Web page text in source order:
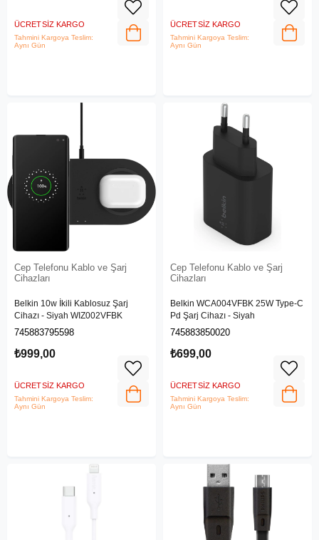
ÜCRETSIZ KARGO
Tahmini Kargoya Teslim:
Aynı Gün
ÜCRETSIZ KARGO
Tahmini Kargoya Teslim:
Aynı Gün
Cep Telefonu Kablo ve Şarj
Cihazları
Belkin 10w İkili Kablosuz Şarj
Cihazı - Siyah WIZ002VFBK
745883795598
₺999,00
ÜCRETSIZ KARGO
Tahmini Kargoya Teslim:
Aynı Gün
Cep Telefonu Kablo ve Şarj
Cihazları
Belkin WCA004VFBK 25W Type-C
Pd Şarj Cihazı - Siyah
745883850020
₺699,00
ÜCRETSIZ KARGO
Tahmini Kargoya Teslim:
Aynı Gün